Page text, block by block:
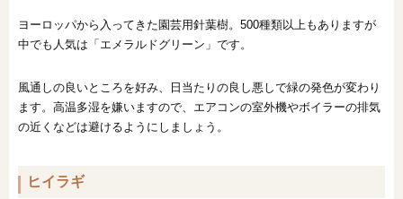
ヨーロッパから入ってきた園芸用針葉樹。500種類以上もありますが
中でも人気は「エメラルドグリーン」です。
風通しの良いところを好み、日当たりの良し悪しで緑の発色が変わり
ます。高温多湿を嫌いますので、エアコンの室外機やボイラーの排気
の近くなどは避けるようにしましょう。
ヒイラギ